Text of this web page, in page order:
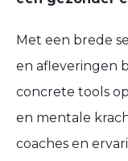
Met een brede
en afleveringen
concrete tools
en mentale
coaches en